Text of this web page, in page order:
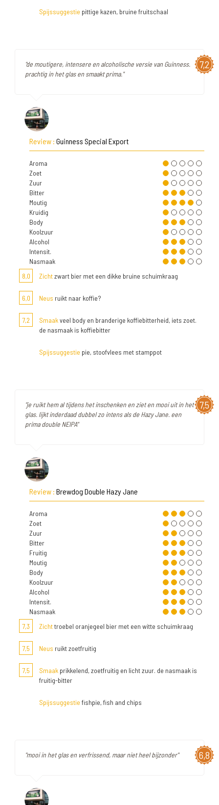
Spijssuggestie pittige kazen, bruine fruitschaal
7,2
"de moutigere, intensere en alcoholische versie van Guinness.
prachtig in het glas en smaakt prima."
Review : Guinness Special Export
Aroma
Zoet
Zuur
Bitter
Moutig
Kruidig
Body
Koolzuur
Alcohol
Intensit.
Nasmaak
8,0
Zichtzwart bier met een dikke bruine schuimkraag
6,0 Neus ruikt naar koffie?
7,2 Smaakveel body en branderige koffiebitterheid, iets zoet.
de nasmaak is koffiebitter
Spijssuggestie pie, stoofvlees met stamppot
7,5
"je ruikt hem al tijdens het inschenken en ziet en mooi uit in het
glas. lijkt inderdaad dubbel zo intens als de Hazy Jane. een
prima double NEIPA"
Review : Brewdog Double Hazy Jane
Aroma
Zoet
Zuur
Bitter
Fruitig
Moutig
Body
Koolzuur
Alcohol
Intensit.
Nasmaak
7,3
Zichttroebel oranjegeel bier met een witte schuimkraag
7,5 Neus ruikt zoetfruitig
7,5 Smaak prikkelend, zoetfruitig en licht zuur. de nasmaak is
fruitig-bitter
Spijssuggestie fishpie, fish and chips
6,8
"mooi in het glas en verfrissend, maar niet heel bijzonder"